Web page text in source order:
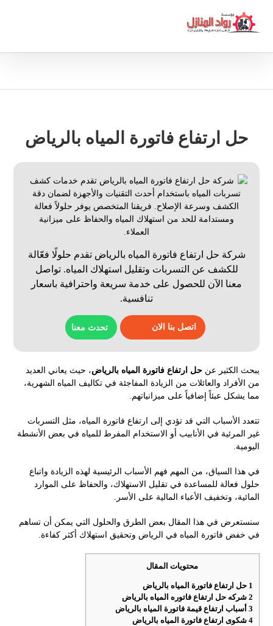
حل ارتفاع فاتورة المياه بالرياض
شركة حل ارتفاع فاتورة المياه بالرياض تقدم حلولًا فعّالة
للكشف عن التسربات وتقليل استهلاك المياه. تواصل
معنا الآن للحصول على خدمة سريعة واحترافية باسعار
تنافسية.
اتصل بنا الان تحدث معنا
يبحث الكثير عنحل ارتفاع فاتورة المياه بالرياض، حيث يعاني العديد
من الأفراد والعائلات من الزيادة المفاجئة في تكاليف المياه الشهرية،
مما يشكل عبئاً إضافياً على ميزانياتهم.
تتعدد الأسباب التي قد تؤدي إلى ارتفاع فاتورة المياه، مثل التسربات
غير المرئية في الأنابيب أو الاستخدام المفرط للمياه في بعض الأنشطة
اليومية.
في هذا السياق، من المهم فهم الأسباب الرئيسية لهذه الزيادة واتباع
حلول فعالة للمساعدة في تقليل الاستهلاك، والحفاظ على الموارد
المائية، وتخفيف الأعباء المالية على الأسر.
سنستعرض في هذا المقال بعض الطرق والحلول التي يمكن أن تساهم
في خفض فاتورة المياه في الرياض وتحقيق استهلاك أكثر كفاءة.
محتويات المقال
1 حل ارتفاع فاتورة المياه بالرياض
2 شركه حل ارتفاع فاتوره المياه بالرياض
3 أسباب ارتفاع قيمة فاتورة المياه بالرياض
4 شكوى ارتفاع فاتورة المياه بالرياض